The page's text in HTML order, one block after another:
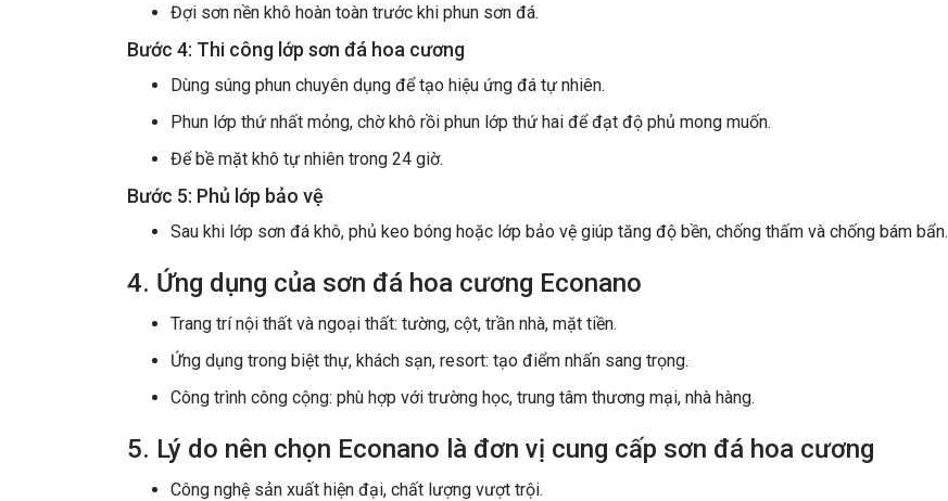
Đợi sơn nền khô hoàn toàn trước khi phun sơn đá.
Bước 4: Thi công lớp sơn đá hoa cương
Dùng súng phun chuyên dụng để tạo hiệu ứng đá tự nhiên.
Phun lớp thứ nhất mỏng, chờ khô rồi phun lớp thứ hai để đạt độ phủ mong muốn.
Để bề mặt khô tự nhiên trong 24 giờ.
Bước 5: Phủ lớp bảo vệ
Sau khi lớp sơn đá khô, phủ keo bóng hoặc lớp bảo vệ giúp tăng độ bền, chống thấm và chống bám bẩn.
4. Ứng dụng của sơn đá hoa cương Econano
Trang trí nội thất và ngoại thất: tường, cột, trần nhà, mặt tiền.
Ứng dụng trong biệt thự, khách sạn, resort: tạo điểm nhấn sang trọng.
Công trình công cộng: phù hợp với trường học, trung tâm thương mại, nhà hàng.
5. Lý do nên chọn Econano là đơn vị cung cấp sơn đá hoa cương
Công nghệ sản xuất hiện đại, chất lượng vượt trội.